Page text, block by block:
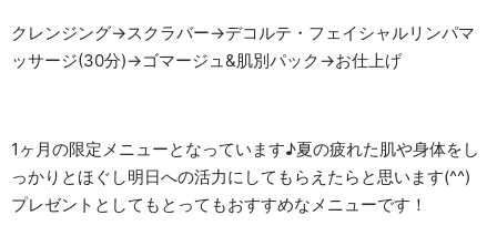
クレンジング→スクラバー→デコルテ・フェイシャルリンパマ
ッサージ(30分)→ゴマージュ&肌別パック→お仕上げ
1ヶ月の限定メニューとなっています♪夏の疲れた肌や身体をし
っかりとほぐし明日への活力にしてもらえたらと思います(^^)
プレゼント としてもとってもおすすめなメニューです！